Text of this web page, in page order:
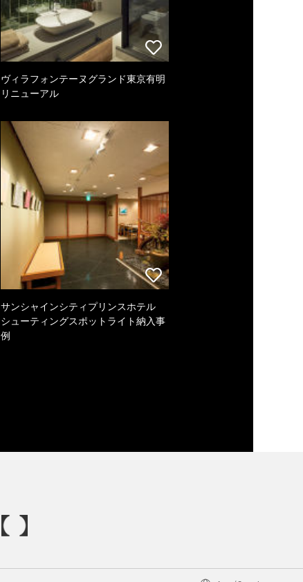
ヴィラフォンテーヌグランド東京有明
リニューアル
サンシャインシティプリンスホテル
シューティングスポットライト納入事
例